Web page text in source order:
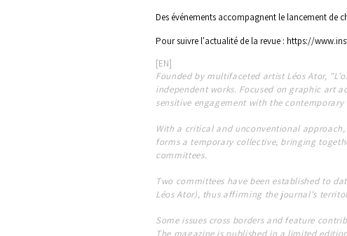
Des événements accompagnent le lancement de
Pour suivre l'actualité de la revue : https://
[EN]
Founded by multifaceted artist Léos Ator,
independent works. Focused on graphic art
sensitive engagement with the contemporary
With a critical and unconventional
forms a temporary collective, bringing
committees.
Two committees have been established to
Léos Ator), thus affirming the journal's
Some issues cross borders and feature
The magazine is published in a limited